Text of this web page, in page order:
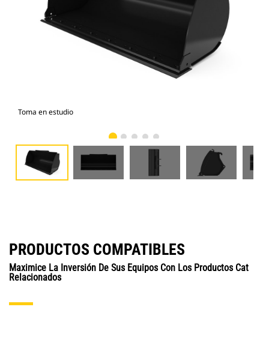
Toma en estudio
PRODUCTOS COMPATIBLES
Maximice La Inversión De Sus Equipos Con Los Productos Cat
Relacionados